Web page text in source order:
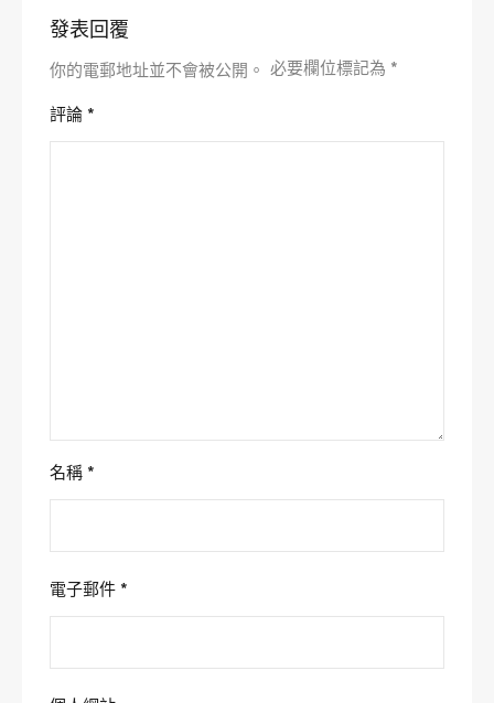
發表回覆
你的電郵地址並不會被公開。 必要欄位標記為 *
評論 *
名稱 *
電子郵件 *